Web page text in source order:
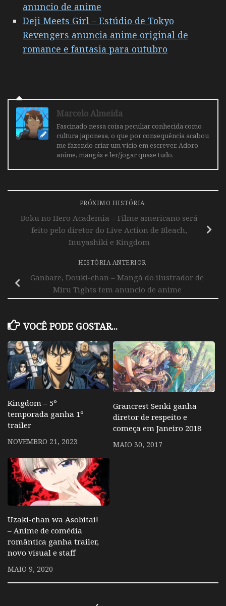
anuncio de anime
Deji Meets Girl – Estúdio de Tokyo
Revengers anuncia anime original de
romance e fantasia para outubro
Marcelo Almeida
Fascinado nessa coisa peculiar conhecida como
cultura japonesa, o que por consequência acabou
me fazendo criar um vicio em escrever. Adoro
anime, mangás e ler/jogar quase tudo.
PRÓXIMO HISTÓRIA
Boku no Hero Academia – Filme americano será
feito pelo diretor do Live Action de Bleach,
Inuyashiki e Kingdom
HISTÓRIA ANTERIOR
Ganbare, Douki-chan – Mangá do ilustrador de
Miru Tights tem anuncio de anime
VOCÊ PODE GOSTAR...
Kingdom – 5º
temporada ganha 1º
trailer
NOVEMBRO 21, 2023
Grancrest Senki ganha
diretor de respeito e
começa em Janeiro 2018
MAIO 30, 2017
Uzaki-chan wa Asobitai!
– Anime de comédia
romântica ganha trailer,
novo visual e staff
MAIO 9, 2020